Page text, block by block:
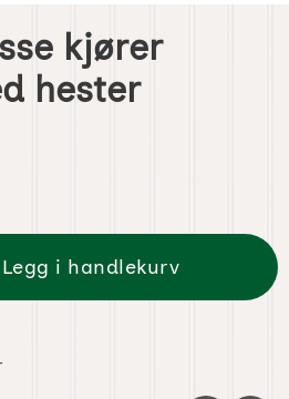
kjører
hester
Juleskort nisse kjører tømmer
Legg i handlekurv